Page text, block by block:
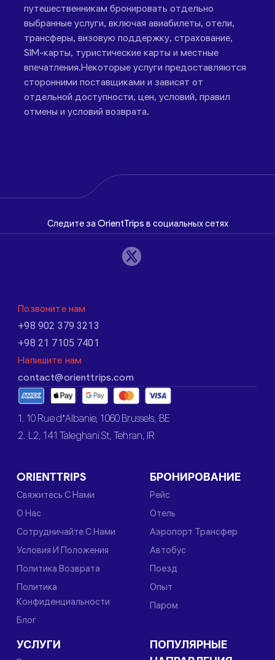
путешественникам бронировать отдельно
выбранные услуги, включая авиабилеты, отели,
трансферы, визовую поддержку, страхование,
SIM-карты, туристические карты и местные
впечатления.Некоторые услуги предоставляются
сторонними поставщиками и зависят от
отдельной доступности, цен, условий, правил
отмены и условий возврата.
Следите за OrientTrips в социальных сетях
Позвоните нам
+98 902 379 3213
+98 21 7105 7401
Напишите нам
contact@orienttrips.com
1. 10 Rue d’Albanie, 1060 Brussels, BE
2. L2, 141 Taleghani St, Tehran, IR
ORIENTTRIPS
Свяжитесь С Нами
О Нас
Сотрудничайте С Нами
Условия И Положения
Политика Возврата
Политика
Конфиденциальности
Блог
БРОНИРОВАНИЕ
Рейс
Отель
Аэропорт Трансфер
Автобус
Поезд
Опыт
Паром
УСЛУГИ
ПОПУЛЯРНЫЕ